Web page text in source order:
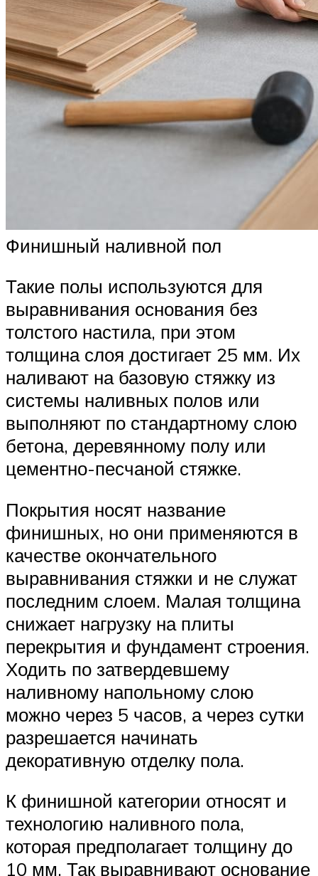
Финишный наливной пол
Такие полы используются для
выравнивания основания без
толстого настила, при этом
толщина слоя достигает 25 мм. Их
наливают на базовую стяжку из
системы наливных полов или
выполняют по стандартному слою
бетона, деревянному полу или
цементно-песчаной стяжке.
Покрытия носят название
финишных, но они применяются в
качестве окончательного
выравнивания стяжки и не служат
последним слоем. Малая толщина
снижает нагрузку на плиты
перекрытия и фундамент строения.
Ходить по затвердевшему
наливному напольному слою
можно через 5 часов, а через сутки
разрешается начинать
декоративную отделку пола.
К финишной категории относят и
технологию наливного пола,
которая предполагает толщину до
10 мм. Так выравнивают основание